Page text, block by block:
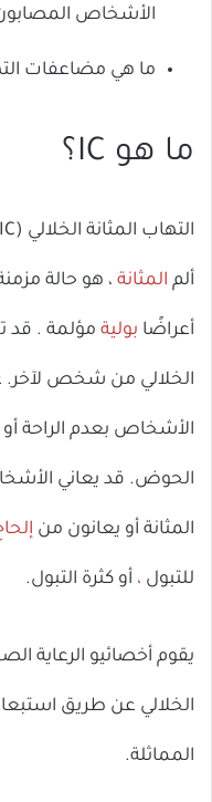
الأشخاص المصابون
ما هي مضاعفات
ما هو IC؟
ألم المثانة ، هو حالة
أعراضًا بولية مؤلمة . قد
الخلالي من شخص
الأشخاص بعدم الراحة
الحوض. قد يعاني
المثانة أو يعانون من
للتبول ، أو كثرة التبول.
يقوم أخصائيو الرعاية
الخلالي عن طريق
المماثلة.